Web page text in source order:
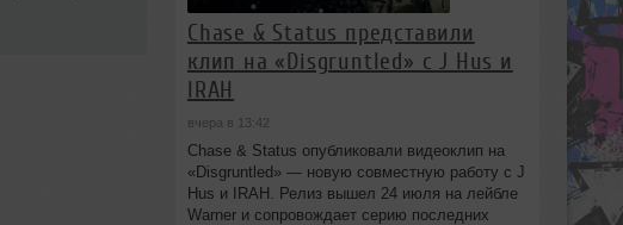
Chase & Status представили
клип на «Disgruntled» с J Hus и
IRAH
вчера в 13:42
Chase & Status опубликовали видеоклип на
«Disgruntled» — новую совместную работу с J
Hus и IRAH. Релиз вышел 24 июля на лейбле
Warner и сопровождает серию последних